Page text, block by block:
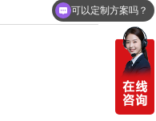
可以定制方案吗？